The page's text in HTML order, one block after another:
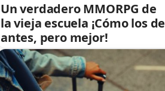
Un verdadero MMORPG de
la vieja escuela ¡Cómo los de
antes, pero mejor!